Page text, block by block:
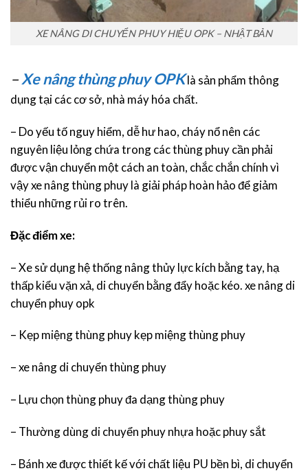
XE NÂNG DI CHUYỂN PHUY HIỆU OPK – NHẬT BẢN
–Xe nâng thùng phuy OPKlà sản phẩm thông
dụng tại các cơ sở, nhà máy hóa chất.
– Do yếu tố nguy hiểm, dễ hư hao, cháy nổ nên các
nguyên liệu lỏng chứa trong các thùng phuy cần phải
được vận chuyển một cách an toàn, chắc chắn chính vì
vậy xe nâng thùng phuy là giải pháp hoàn hảo để giảm
thiểu những rủi ro trên.
Đặc điểm xe:
– Xe sử dụng hệ thống nâng thủy lực kích bằng tay, hạ
thấp kiểu vặn xả, di chuyển bằng đẩy hoặc kéo. xe nâng di
chuyển phuy opk
– Kẹp miệng thùng phuy kẹp miệng thùng phuy
– xe nâng di chuyển thùng phuy
– Lựu chọn thùng phuy đa dạng thùng phuy
– Thường dùng di chuyển phuy nhựa hoặc phuy sắt
– Bánh xe được thiết kế với chất liệu PU bền bì, di chuyển